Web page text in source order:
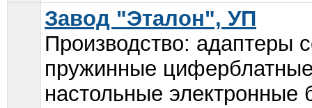
Завод "Эталон", УП
Производство: адаптеры
пружинные
настольные электронные